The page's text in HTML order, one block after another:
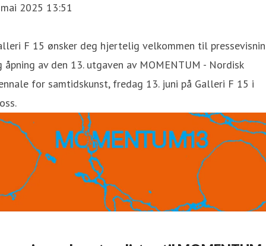
2025 13:51
F 15 ønsker deg hjertelig velkommen til
åpning av den 13. utgaven av MOMENTUM - Nordisk
for samtidskunst, fredag 13. juni på Galleri F 15 i